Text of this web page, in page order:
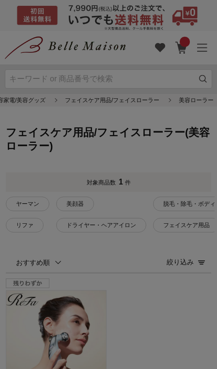
家電/美容グッズ フェイスケア用品/フェイスローラー 美容ローラー
フェイスケア用品/フェイスローラー(美容
ローラー)
対象商品数 1 件
ヤーマン
リファ
美顔器
ドライヤー・ヘアアイロン
脱毛・除毛・ボディ
フェイスケア用品
おすすめ順 絞り込み